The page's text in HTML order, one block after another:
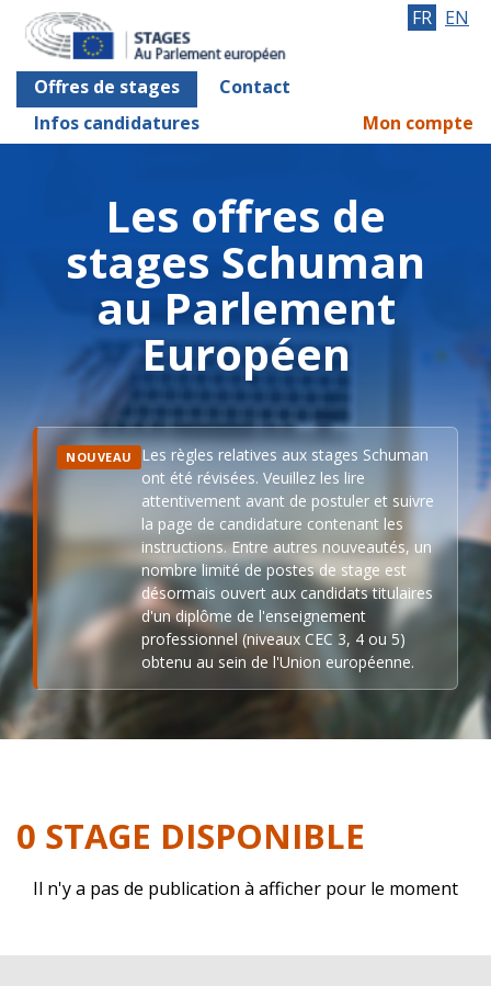
Offres de stages
Contact
Infos candidatures
FR EN
Mon compte
Les offres de
stages Schuman
au Parlement
Européen
NOUVEAU
Les règles relatives aux stages Schuman
ont été révisées. Veuillez les lire
attentivement avant de postuler et suivre
la page de candidature contenant les
instructions. Entre autres nouveautés, un
nombre limité de postes de stage est
désormais ouvert aux candidats titulaires
d'un diplôme de l'enseignement
professionnel (niveaux CEC 3, 4 ou 5)
obtenu au sein de l'Union européenne.
0 STAGE DISPONIBLE
Il n'y a pas de publication à afficher pour le moment